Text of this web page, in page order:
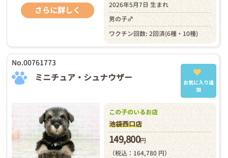
さらに詳しく
2026年5月7日 生まれ
男の子♂
ワクチン回数: 2回済(6種・10種)
No.00761773
ミニチュア・シュナウザー
お気に入り追
加
この子のいるお店
池袋西口店
149,800円
（税込：164,780 円）